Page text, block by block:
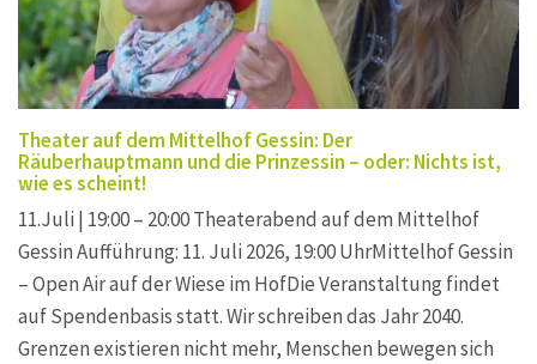
Theater auf dem Mittelhof Gessin: Der
Räuberhauptmann und die Prinzessin – oder: Nichts ist,
wie es scheint!
11.Juli | 19:00 – 20:00 Theaterabend auf dem Mittelhof
Gessin Aufführung: 11. Juli 2026, 19:00 UhrMittelhof Gessin
– Open Air auf der Wiese im HofDie Veranstaltung findet
auf Spendenbasis statt. Wir schreiben das Jahr 2040.
Grenzen existieren nicht mehr, Menschen bewegen sich